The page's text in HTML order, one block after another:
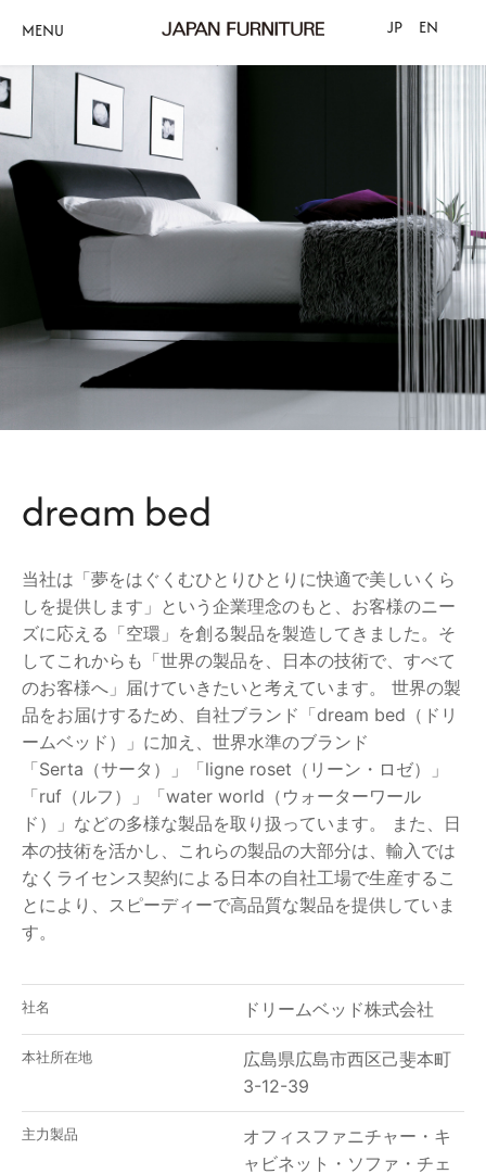
MENU JP EN
dream bed
当社は「夢をはぐくむひとりひとりに快適で美しいくら
しを提供します」という企業理念のもと、お客様のニー
ズに応える「空環」を創る製品を製造してきました。そ
してこれからも「世界の製品を、日本の技術で、すべて
のお客様へ」届けていきたいと考えています。 世界の製
品をお届けするため、自社ブランド「dream bed（ドリ
ームベッド）」に加え、世界水準のブランド
「Serta（サータ）」「ligne roset（リーン・ロゼ）」
「ruf（ルフ）」「water world（ウォーターワール
ド）」などの多様な製品を取り扱っています。 また、日
本の技術を活かし、これらの製品の大部分は、輸入では
なくライセンス契約による日本の自社工場で生産するこ
とにより、スピーディーで高品質な製品を提供していま
す。
社名 ドリームベッド株式会社
本社所在地
広島県広島市西区己斐本町
3-12-39
主力製品 オフィスファニチャー ・ キ
ャビネット ・ ソファ ・ チェ